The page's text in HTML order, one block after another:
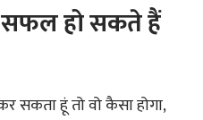
सफल हो सकते हैं
सकता हूं तो वो कैसा होगा,